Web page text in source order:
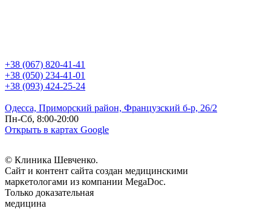
+38 (067) 820-41-41
+38 (050) 234-41-01
+38 (093) 424-25-24
Одесса, Приморский район, Французский б-р, 26/2
Пн-Сб, 8:00-20:00
Открыть в картах Google
© Клиника Шевченко.
Сайт и контент сайта создан медицинскими
маркетологами из компании MegaDoc.
Только доказательная
медицина